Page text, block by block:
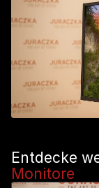
Entdecke
Monitore